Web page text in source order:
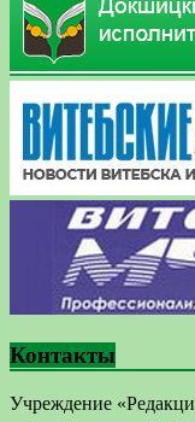
Контакты
Учреждение